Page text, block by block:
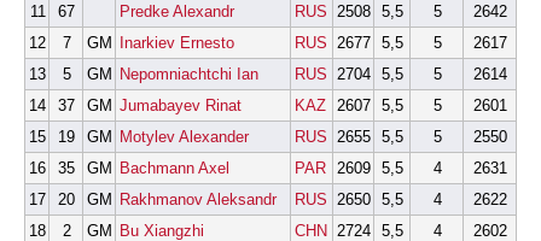
11
67 Predke Alexandr RUS 2508 5,5 5
2642
12
7 GM Inarkiev Ernesto RUS 2677 5,5 5
2617
13
5 GM Nepomniachtchi Ian RUS 2704 5,5 5
2614
14
37 GM Jumabayev Rinat KAZ 2607 5,5 5
2601
15
19 GM Motylev Alexander RUS 2655 5,5 5
2550
16
35 GM Bachmann Axel PAR 2609 5,5 4
2631
17
20 GM Rakhmanov Aleksandr RUS 2650 5,5 4
2622
18
2 GM Bu Xiangzhi CHN 2724 5,5 4
2602